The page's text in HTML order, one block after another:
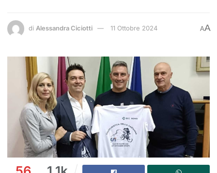
di Alessandra Ciciotti 11 Ottobre 2024 AA